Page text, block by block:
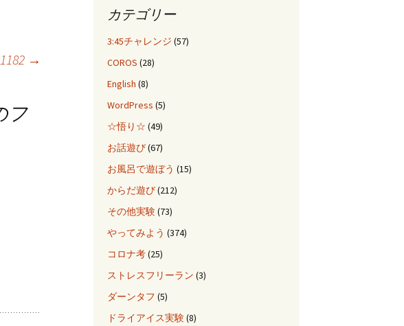
→
フ
カテゴリー
3:45チャレンジ (57)
COROS (28)
English (8)
WordPress (5)
☆悟り☆ (49)
お話遊び(67)
お風呂で遊ぼう (15)
からだ遊び(212)
その他実験(73)
やってみよう (374)
コロナ考(25)
ストレスフリーラン (3)
ダーンタフ (5)
ドライアイス実験(8)